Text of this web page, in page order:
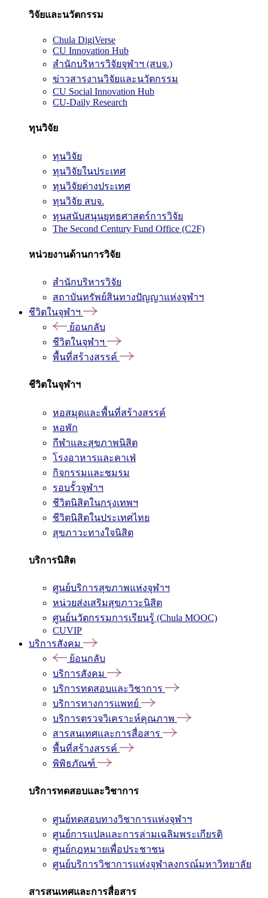
วิจัยและนวัตกรรม
Chula DigiVerse
CU Innovation Hub
สำนักบริหารวิจัยจุฬาฯ (สบจ.)
ข่าวสารงานวิจัยและนวัตกรรม
CU Social Innovation Hub
CU-Daily Research
ทุนวิจัย
ทุนวิจัย
ทุนวิจัยในประเทศ
ทุนวิจัยต่างประเทศ
ทุนวิจัย สบจ.
ทุนสนับสนุนยุทธศาสตร์การวิจัย
The Second Century Fund Office (C2F)
หน่วยงานด้านการวิจัย
สำนักบริหารวิจัย
สถาบันทรัพย์สินทางปัญญาแห่งจุฬาฯ
ชีวิตในจุฬาฯ
ย้อนกลับ
ชีวิตในจุฬาฯ
พื้นที่สร้างสรรค์
ชีวิตในจุฬาฯ
หอสมุดและพื้นที่สร้างสรรค์
หอพัก
กีฬาและสุขภาพนิสิต
โรงอาหารและคาเฟ่
กิจกรรมและชมรม
รอบรั้วจุฬาฯ
ชีวิตนิสิตในกรุงเทพฯ
ชีวิตนิสิตในประเทศไทย
สุขภาวะทางใจนิสิต
บริการนิสิต
ศูนย์บริการสุขภาพแห่งจุฬาฯ
หน่วยส่งเสริมสุขภาวะนิสิต
ศูนย์นวัตกรรมการเรียนรู้ (Chula MOOC)
CUVIP
บริการสังคม
ย้อนกลับ
บริการสังคม
บริการทดสอบและวิชาการ
บริการทางการแพทย์
บริการตรวจวิเคราะห์คุณภาพ
สารสนเทศและการสื่อสาร
พื้นที่สร้างสรรค์
พิพิธภัณฑ์
บริการทดสอบและวิชาการ
ศูนย์ทดสอบทางวิชาการแห่งจุฬาฯ
ศูนย์การแปลและการล่ามเฉลิมพระเกียรติ
ศูนย์กฎหมายเพื่อประชาชน
ศูนย์บริการวิชาการแห่งจุฬาลงกรณ์มหาวิทยาลัย
สารสนเทศและการสื่อสาร